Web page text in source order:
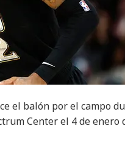
el balón por el campo
Center el 4 de enero